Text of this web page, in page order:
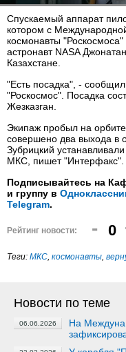
Спускаемый аппарат
котором с
космонавты
астронавт NASA
Казахстане.
"Есть посадка", -
"Роскосмос". Посадка
Жезказган.
Экипаж пробыл на
совершено два выхода в
Зубрицкий
МКС, пишет "Интерфакс".
Подписывайтесь на
и группу в
Telegram.
Рейтинг новости: - 0
Теги: МКС, космонавты,
Новости по теме
06.06.2026
На